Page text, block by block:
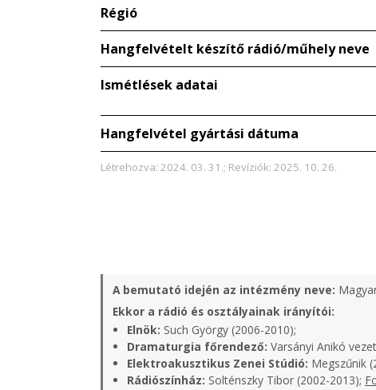
Régió
Hangfelvételt készítő rádió/műhely neve
Ismétlések adatai
Hangfelvétel gyártási dátuma
Létrehozva: 2024. 03. 31.; Revíziók: 2025. 10. 26.
A bemutató idején az intézmény neve:
Ekkor a rádió és osztályainak irányítói:
Elnök: Such György (2006-2010);
Dramaturgia főrendező: Varsányi Anikó
Elektroakusztikus Zenei Stúdió: Megszűnik
Rádiószínház: Solténszky Tibor (2002-2013);